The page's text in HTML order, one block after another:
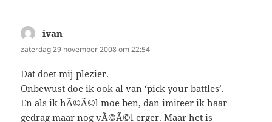
ivan
zaterdag 29 november 2008 om 22:54
Dat doet mij plezier.
Onbewust doe ik ook al van ‘pick your battles’.
En als ik hÃ©Ã©l moe ben, dan imiteer ik haar
gedrag maar nog vÃ©Ã©l erger. Maar het is